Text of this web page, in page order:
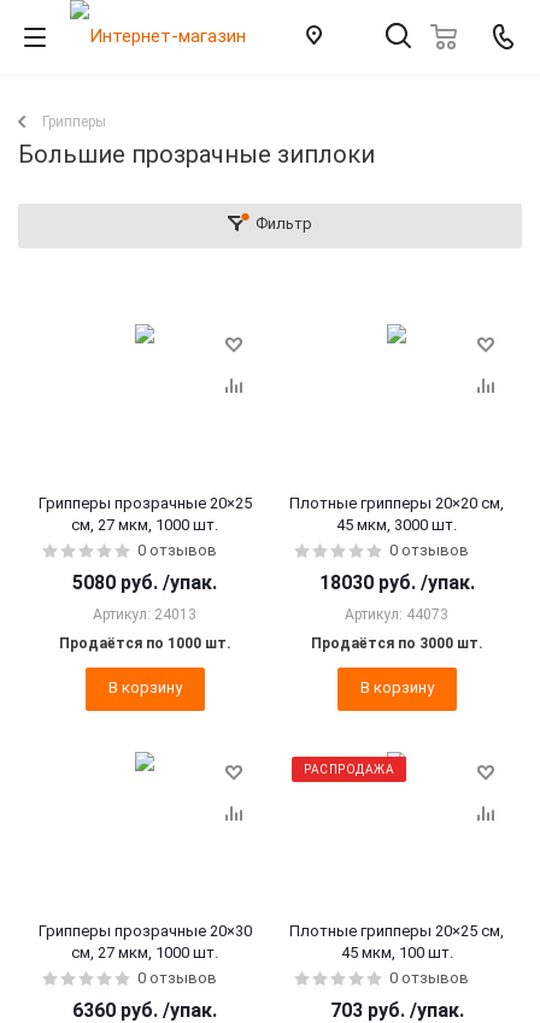
Грипперы
Большие прозрачные зиплоки
Фильтр
Грипперы прозрачные 20×25
см, 27 мкм, 1000 шт.
0 отзывов
5080 руб. /упак.
Артикул: 24013
Продаётся по 1000 шт.
В корзину
Плотные грипперы 20×20 см,
45 мкм, 3000 шт.
0 отзывов
18030 руб. /упак.
Артикул: 44073
Продаётся по 3000 шт.
В корзину
Грипперы прозрачные 20×30
см, 27 мкм, 1000 шт.
0 отзывов
6360 руб. /упак.
РАСПРОДАЖА
Плотные грипперы 20×25 см,
45 мкм, 100 шт.
0 отзывов
703 руб. /упак.